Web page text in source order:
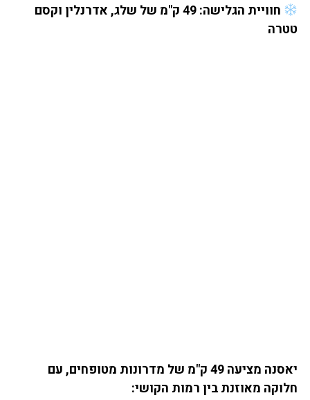
חוויית הגלישה: 49 ק"מ של שלג, אדרנלין וקסם
טטרה
יאסנה מציעה 49 ק"מ של מדרונות מטופחים, עם
חלוקה מאוזנת בין רמות הקושי: